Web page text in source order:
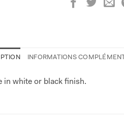
INFORMATIONS
in white or black finish.